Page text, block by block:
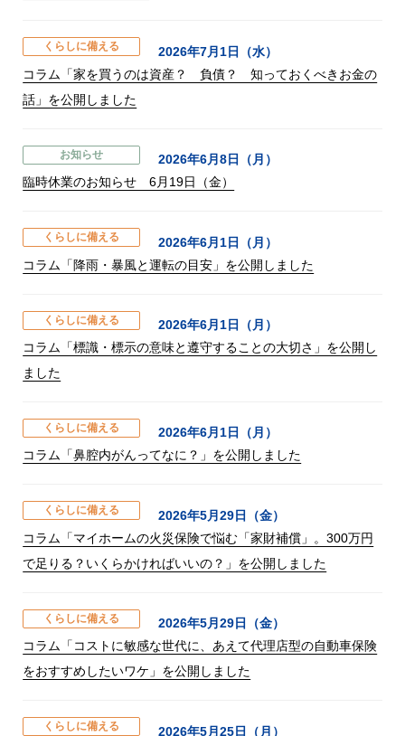
くらしに備える
2026年7月1日（水）
コラム「家を買うのは資産？ 負債？ 知っておくべきお金の
話」を公開しました
お知らせ
2026年6月8日（月）
臨時休業のお知らせ 6月19日（金）
くらしに備える
2026年6月1日（月）
コラム「降雨・暴風と運転の目安」を公開しました
くらしに備える
2026年6月1日（月）
コラム「標識・標示の意味と遵守することの大切さ」を公開し
ました
くらしに備える
2026年6月1日（月）
コラム「鼻腔内がんってなに？」を公開しました
くらしに備える
2026年5月29日（金）
コラム「マイホームの火災保険で悩む「家財補償」。300万円
で足りる？いくらかければいいの？」を公開しました
くらしに備える
2026年5月29日（金）
コラム「コストに敏感な世代に、あえて代理店型の自動車保険
をおすすめしたいワケ」を公開しました
くらしに備える 2026年5月25日（月）